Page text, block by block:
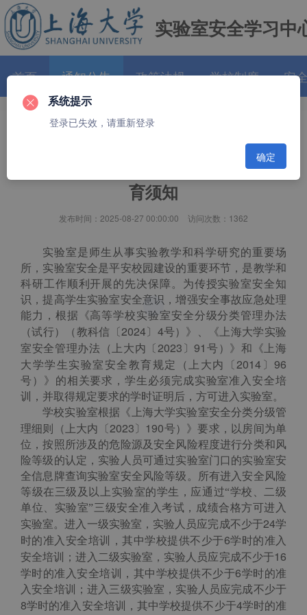
实验室安全学习中
首页 通知公告 政策法规 学校制度 安
个人中心
育须知
发布时间：2025-08-27 00:00:00 访问次数：1362
实验室是师生从事实验教学和科学研究的重要场
所，实验室安全是平安校园建设的重要环节，是教学和
科研工作顺利开展的先决保障。为传授实验室安全知
识，提高学生实验室安全意识，增强安全事故应急处理
能力，根据《高等学校实验室安全分级分类管理办法
（试行）（教科信〔2024〕 4号）》、《上海大学实验
室安全管理办法（上大内〔 2023 〕91 号）》和《上海
大学学生实验室安全教育规定（上大内〔 2014 〕 96
号）》的相关要求，学生必须完成实验室准入安全培
训，并取得规定要求的学时证明后，方可进入实验室。
学校实验室根据《上海大学实验室安全分类分级管
理细则（上大内〔2023 〕 190号）》要求，以房间为单
位，按照所涉及的危险源及安全风险程度进行分类和风
险等级的认定，实验人员可通过实验室门口的实验室安
全信息牌查询实验室安全风险等级。所有进入安全风险
等级在三级及以上实验室的学生，应通过“学校、二级
单位、实验室”三级安全准入考试，成绩合格方可进入
实验室。进入一级实验室，实验人员应完成不少于24学
时的准入安全培训，其中学校提供不少于6学时的准入
安全培训；进入二级实验室，实验人员应完成不少于16
学时的准入安全培训，其中学校提供不少于6学时的准
入安全培训；进入三级实验室，实验人员应完成不少于
8学时的准入安全培训，其中学校提供不少于4学时的准
系统提示
登录已失效，请重新登录
确定